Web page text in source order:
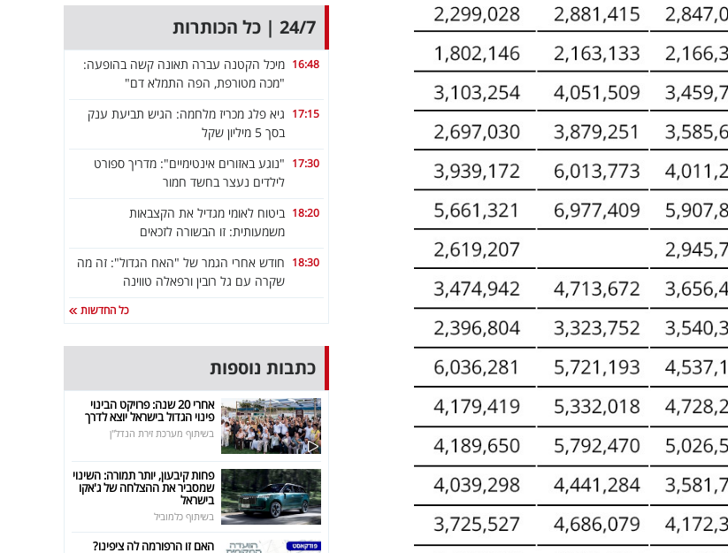
24/7 | כל הכותרות
16:48 מיכל הקטנה עברה תאונה קשה בהופעה:
"מכה מטורפת, הפה התמלא דם"
17:15 גיא פלג מכריז מלחמה: הגיש תביעת ענק
בסך 5 מיליון שקל
17:30 "נוגע באזורים אינטימיים": מדריך ספורט
לילדים נעצר בחשד חמור
18:20 ביטוח לאומי מגדיל את הקצבאות
משמעותית: זו הבשורה לזכאים
18:30 חודש אחרי הגמר של "האח הגדול": זה מה
שקרה עם גל רובין ורפאלה טווינה
כל החדשות
כתבות נוספות
אחרי 20 שנה: פרויקט הבינוי
פינוי הגדול בישראל יוצא לדרך
בשיתוף מערכת זירת הנדל"ן
פחות קיבעון, יותר תמורה: השינוי
שמסביר את ההצלחה של ג'אקו
בישראל
בשיתוף כלמוביל
האם זו הרפורמה לה ציפינו?